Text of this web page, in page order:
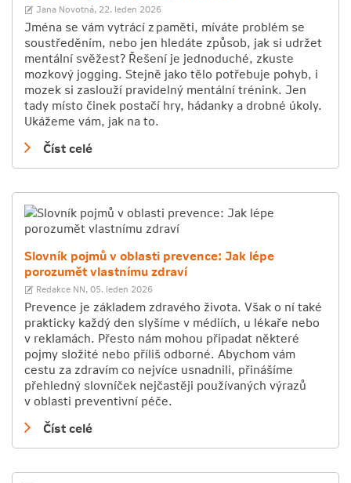
Jana Novotná, 22. leden 2026
Jména se vám vytrácí z paměti, míváte problém se
soustředěním, nebo jen hledáte způsob, jak si udržet
mentální svěžest? Řešení je jednoduché, zkuste
mozkový jogging. Stejně jako tělo potřebuje pohyb, i
mozek si zaslouží pravidelný mentální trénink. Jen
tady místo činek postačí hry, hádanky a drobné úkoly.
Ukážeme vám, jak na to.
Číst celé
Slovník pojmů v oblasti prevence: Jak lépe
porozumět vlastnímu zdraví
Redakce NN,05. leden 2026
Prevence je základem zdravého života. Však o ní také
prakticky každý den slyšíme v médiích, u lékaře nebo
v reklamách. Přesto nám mohou připadat některé
pojmy složité nebo příliš odborné. Abychom vám
cestu za zdravím co nejvíce usnadnili, přinášíme
přehledný slovníček nejčastěji používaných výrazů
v oblasti preventivní péče.
Číst celé